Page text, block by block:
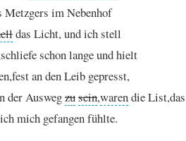
Metzgers imNebenhof
das Licht,undichstell
schliefeschonlangeundhielt
festandenLeib gepresst,
derAuswegzusein,warendieList,das
ichmich gefangenfühlte.